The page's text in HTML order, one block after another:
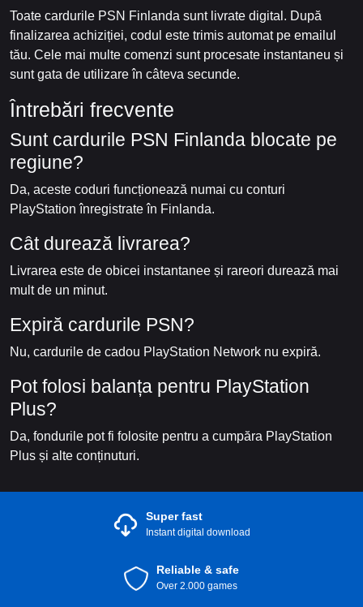
Toate cardurile PSN Finlanda sunt livrate digital. După
finalizarea achiziției, codul este trimis automat pe emailul
tău. Cele mai multe comenzi sunt procesate instantaneu și
sunt gata de utilizare în câteva secunde.
Întrebări frecvente
Sunt cardurile PSN Finlanda blocate pe
regiune?
Da, aceste coduri funcționează numai cu conturi
PlayStation înregistrate în Finlanda.
Cât durează livrarea?
Livrarea este de obicei instantanee și rareori durează mai
mult de un minut.
Expiră cardurile PSN?
Nu, cardurile de cadou PlayStation Network nu expiră.
Pot folosi balanța pentru PlayStation
Plus?
Da, fondurile pot fi folosite pentru a cumpăra PlayStation
Plus și alte conținuturi.
Super fast
Instant digital download
Reliable & safe
Over 2.000 games